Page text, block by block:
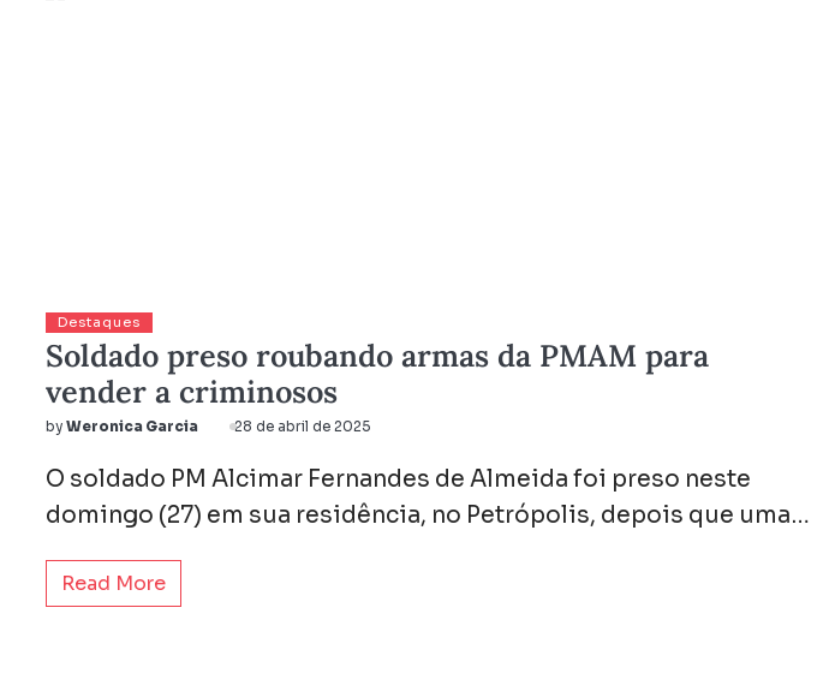
Destaques
Soldado preso roubando armas da PMAM para
vender a criminosos
by Weronica Garcia 28 de abril de 2025
O soldado PM Alcimar Fernandes de Almeida foi preso neste
domingo (27) em sua residência, no Petrópolis, depois que uma…
Read More